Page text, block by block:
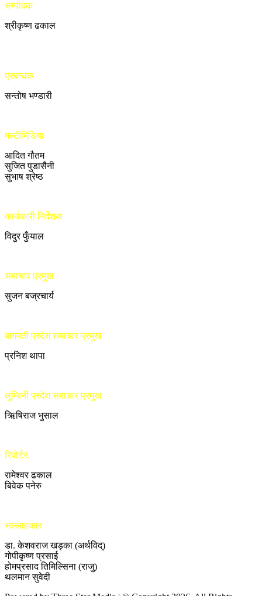
सम्पादक
श्रीकृष्ण ढकाल
प्रबन्धक
सन्तोष भण्डारी
मल्टीमिडिया
आदित गौतम
सुजित पुडासैनी
सुभाष श्रेष्ठ
कार्यकारी निर्देशक
विदुर फुँयाल
समाचार प्रमुख
सुजन बज्रचार्य
बागमती प्रदेश समाचार प्रमुख
प्रनिश थापा
लुम्बिनी प्रदेश समाचार प्रमुख
ऋिषिराज भुसाल
रिपोर्टर
रामेश्वर ढकाल
बिवेक पनेरु
सल्लाहकार
डा. केशवराज खड्का (अर्थविद्)
गोपीकृष्ण प्रसाई
होमप्रसाद तिमिल्सिना (राजु)
थलमान सुवेदी